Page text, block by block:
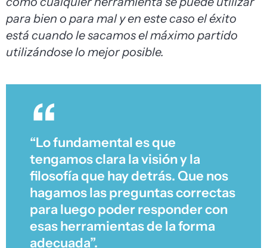
para bien o para mal y en este caso el éxito
está cuando le sacamos el máximo partido
utilizándose lo mejor posible.
“Lo fundamental es que
tengamos clara la visión y la
filosofía que hay detrás. Que nos
hagamos las preguntas correctas
para luego poder responder con
esas herramientas de la forma
adecuada”.